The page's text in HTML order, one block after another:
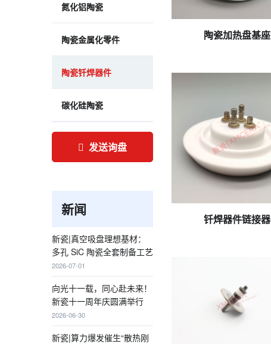
氮化铝陶瓷
陶瓷金属化零件
陶瓷钎焊器件
碳化硅陶瓷
发送询盘
新闻
新瓷|真空吸盘理想基材：
多孔 SiC 陶瓷全套制备工艺
2026-07-01
向光十一载，同心赴未来！
新瓷十一周年庆圆满举行
2026-06-30
新瓷|算力爆发催生“散热刚
陶瓷加热盘基座
钎焊器件链接器